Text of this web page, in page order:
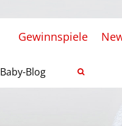
Gewinnspiele
Baby-Blog